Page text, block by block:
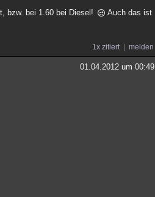
bzw. bei 1.60 bei Diesel!
Auch das ist
1x zitiert melden
01.04.2012 um 00:49